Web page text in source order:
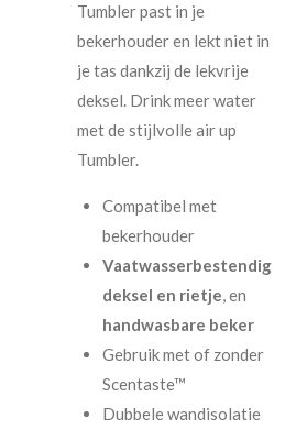
Tumbler past in je
bekerhouder en lekt niet in
je tas dankzij de lekvrije
deksel. Drink meer water
met de stijlvolle air up
Tumbler.
Compatibel met
bekerhouder
Vaatwasserbestendig
deksel en rietje, en
handwasbare beker
Gebruik met of zonder
Scentaste™
Dubbele wandisolatie